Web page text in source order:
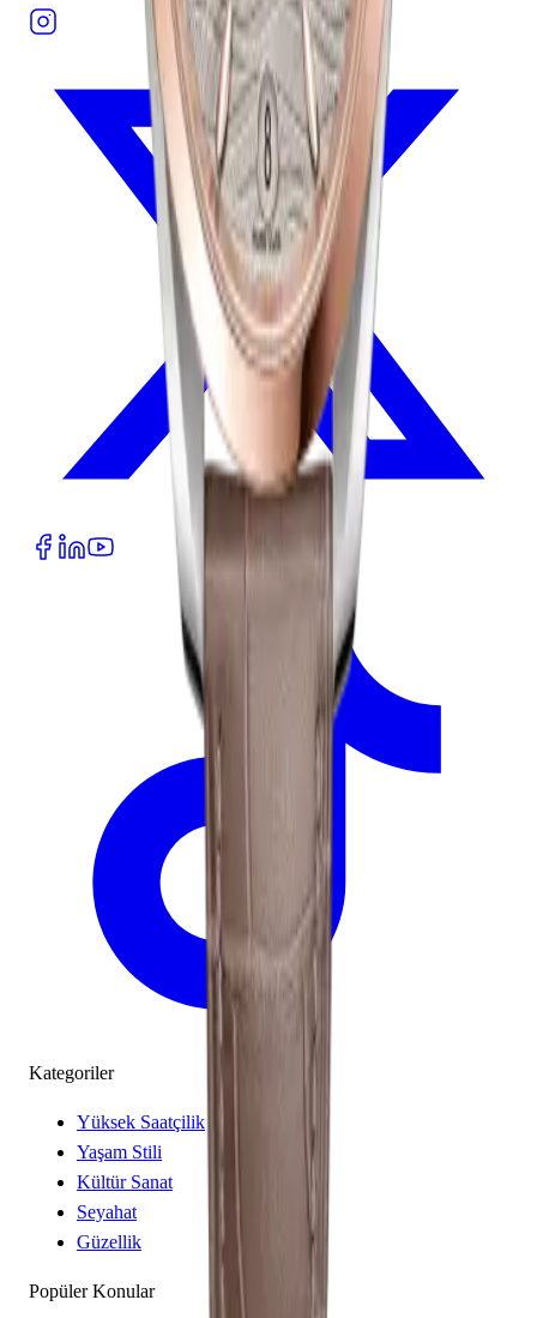
Kategoriler
Yüksek Saatçilik
Yaşam Stili
Kültür Sanat
Seyahat
Güzellik
Popüler Konular